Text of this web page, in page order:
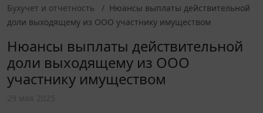
Бухучет и отчетность
Нюансы выплаты действительной
доли выходящему из ООО участнику имуществом
Нюансы выплаты действительной
доли выходящему из ООО
участнику имуществом